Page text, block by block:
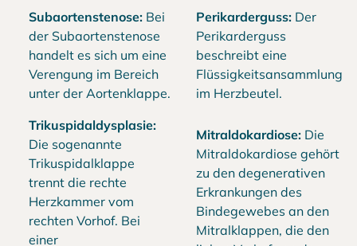
Subaortenstenose: Bei
der Subaortenstenose
handelt es sich um eine
Verengung im Bereich
unter der Aortenklappe.
Perikarderguss: Der
Perikarderguss
beschreibt eine
Flüssigkeitsansammlung
im Herzbeutel.
Trikuspidaldysplasie:
Die sogenannte
Trikuspidalklappe
trennt die rechte
Herzkammer vom
rechten Vorhof. Bei
einer
Mitraldokardiose: Die
Mitraldokardiose gehört
zu den degenerativen
Erkrankungen des
Bindegewebes an den
Mitralklappen, die den